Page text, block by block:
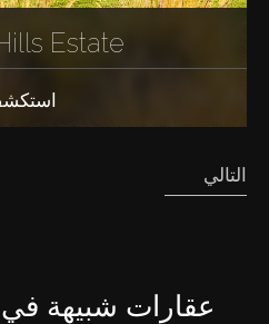
Estate
التالي
عقارات شبيهة